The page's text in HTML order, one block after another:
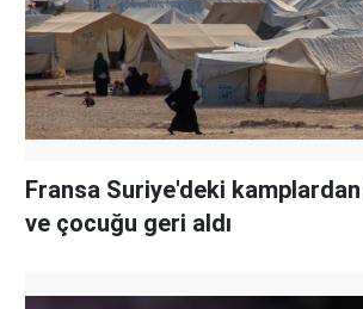
Fransa Suriye'deki kamplardan
ve çocuğu geri aldı